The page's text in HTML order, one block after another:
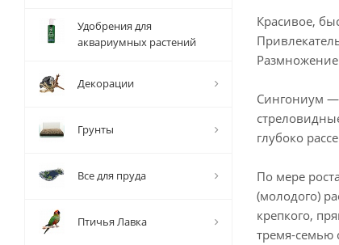
Красивое,
Сингониум —
глубоко
По мере
(молодого)
крепкого,
тремя-семью
Удобрения для
аквариумных растений
Декорации
Грунты
Все для пруда
Птичья Лавка